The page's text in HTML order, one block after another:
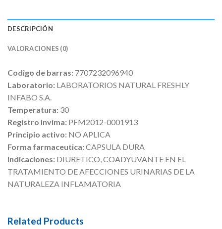
DESCRIPCIÓN
VALORACIONES (0)
Codigo de barras: 7707232096940
Laboratorio: LABORATORIOS NATURAL FRESHLY
INFABO S.A.
Temperatura: 30
Registro Invima: PFM2012-0001913
Principio activo: NO APLICA
Forma farmaceutica:CAPSULA DURA
Indicaciones: DIURETICO, COADYUVANTE EN EL
TRATAMIENTO DE AFECCIONES URINARIAS DE LA
NATURALEZA INFLAMATORIA
Related Products